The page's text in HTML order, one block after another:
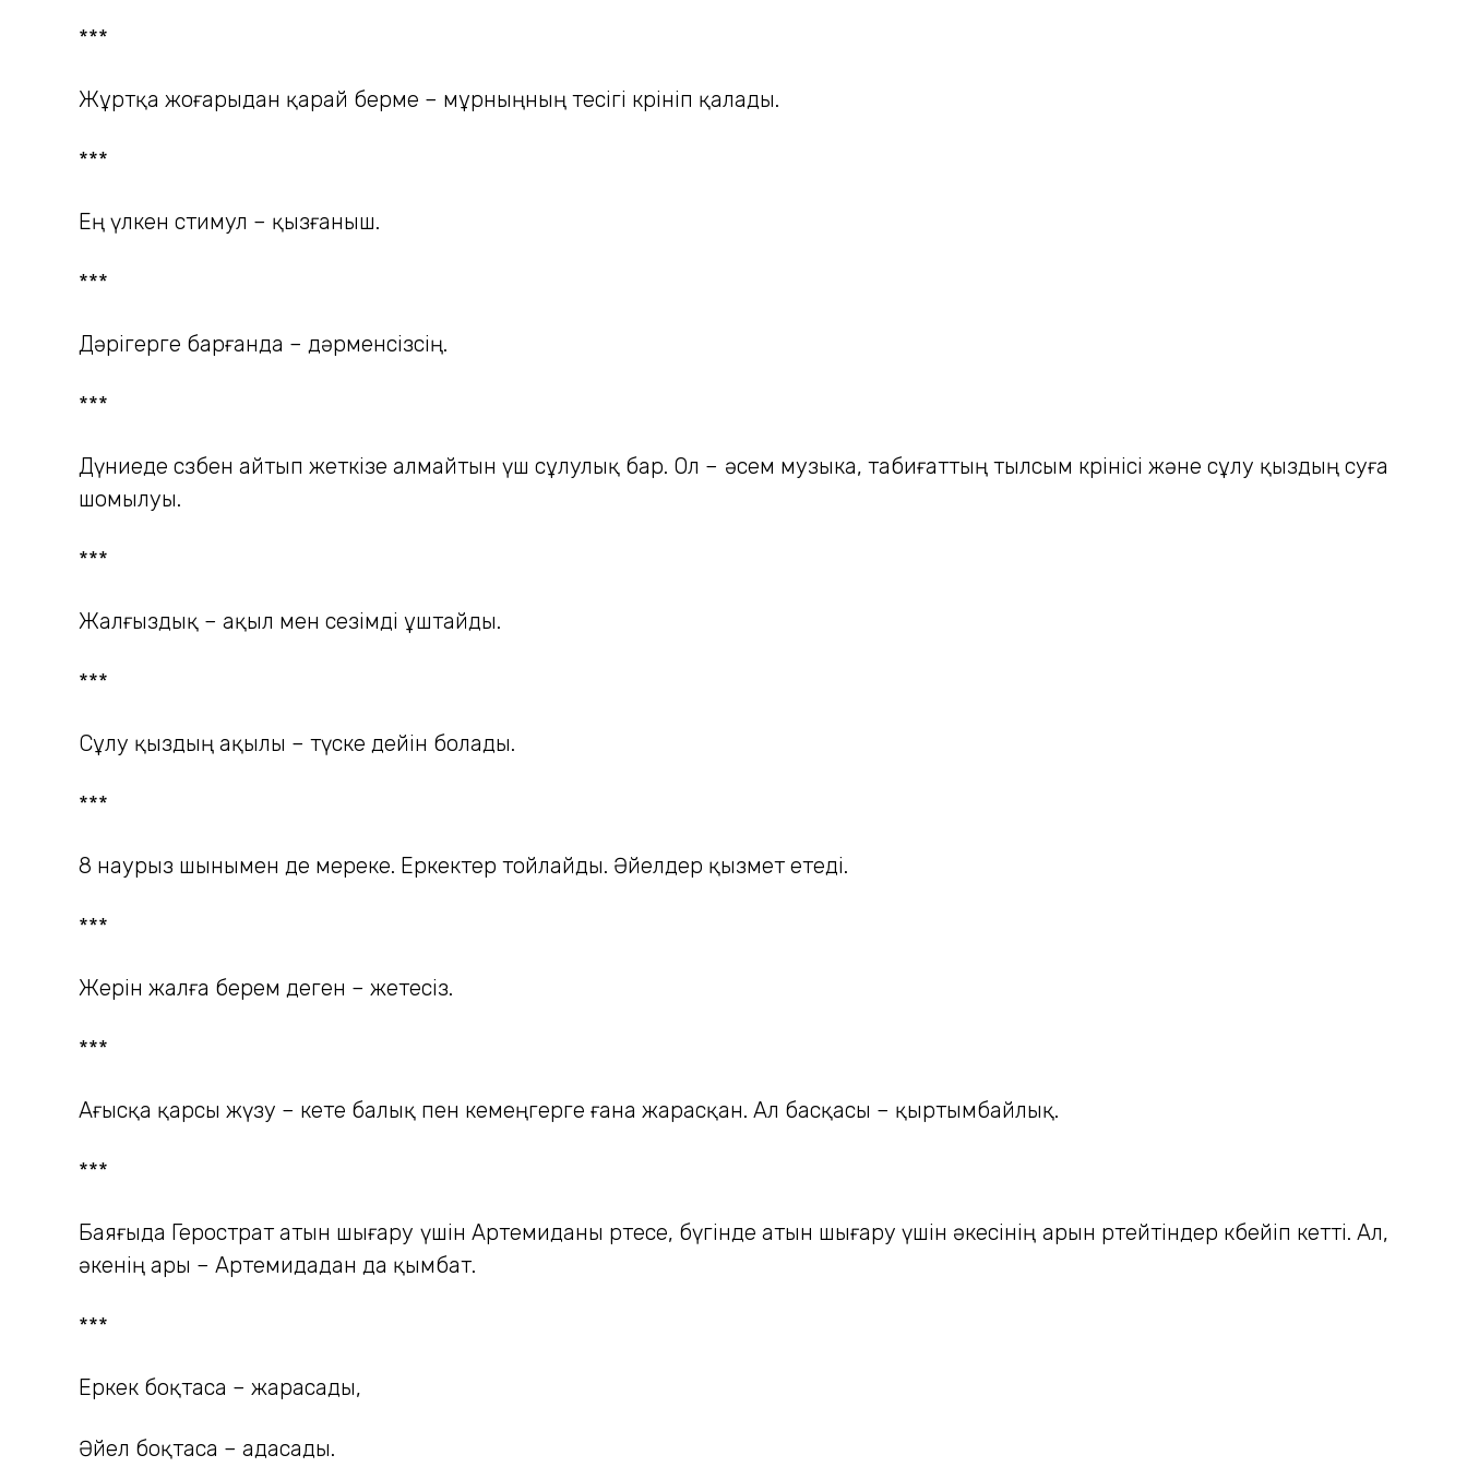
***
Жұртқа жоғарыдан қарай берме – мұрныңның тесігі көрініп қалады.
***
Ең үлкен стимул – қызғаныш.
***
Дәрігерге барғанда – дәрменсізсің.
***
Дүниеде сөзбен айтып жеткізе алмайтын үш сұлулық бар. Ол – әсем музыка, табиғаттың тылсым көрінісі және сұлу қыздың суға
шомылуы.
***
Жалғыздық – ақыл мен сезімді ұштайды.
***
Сұлу қыздың ақылы – түске дейін болады.
***
8 наурыз шынымен де мереке. Еркектер тойлайды. Әйелдер қызмет етеді.
***
Жерін жалға берем деген – жетесіз.
***
Ағысқа қарсы жүзу – кете балық пен кемеңгерге ғана жарасқан. Ал басқасы – қыртымбайлық.
***
Баяғыда Герострат атын шығару үшін Артемиданы өртесе, бүгінде атын шығару үшін әкесінің арын өртейтіндер көбейіп кетті. Ал,
әкенің ары – Артемидадан да қымбат.
***
Еркек боқтаса – жарасады,
Әйел боқтаса – адасады.